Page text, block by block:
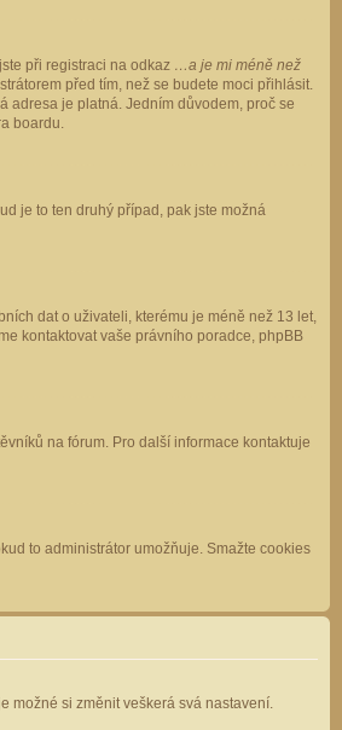
při registraci na odkaz …a je mi méně než
před tím, než se budete moci přihlásit.
adresa je platná. Jedním důvodem, proč se
boardu.
je to ten druhý případ, pak jste možná
dat o uživateli, kterému je méně než 13 let,
kontaktovat vaše právního poradce, phpBB
na fórum. Pro další informace kontaktuje
to administrátor umožňuje. Smažte cookies
možné si změnit veškerá svá nastavení.